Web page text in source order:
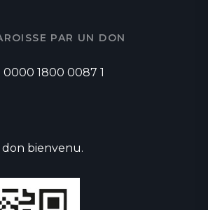
PAR UN DON
0000 1800 0087 1
bienvenu.